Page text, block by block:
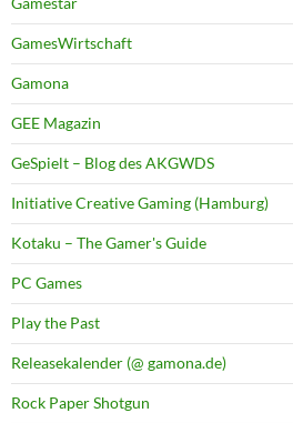
GamesWirtschaft
Gamona
GEE Magazin
GeSpielt – Blog des AKGWDS
Initiative Creative Gaming (Hamburg)
Kotaku – The Gamer's Guide
PC Games
Play the Past
Releasekalender (@ gamona.de)
Rock Paper Shotgun